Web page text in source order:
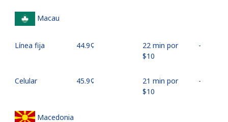
Macau
Línea fija ⁦44.9¢⁩
22 min por
⁦$10⁩
-
Celular ⁦45.9¢⁩
21 min por
⁦$10⁩
-
Macedonia